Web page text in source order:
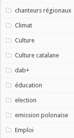
chanteurs régionaux
Climat
Culture
Culture catalane
dab+
éducation
election
emission polonaise
Emploi